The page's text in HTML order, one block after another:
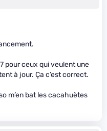
pour ceux qui veulent une
à jour. Ça c’est correct.
m’en bat les cacahuètes